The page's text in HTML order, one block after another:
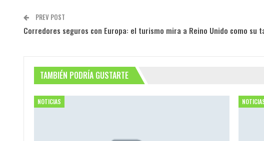
PREV POST
Corredores seguros con Europa: el turismo mira a Reino Unido como su
TAMBIÉN PODRÍA GUSTARTE
NOTICIAS